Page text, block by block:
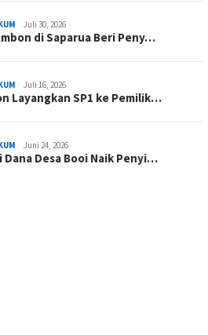
Juli 30, 2026
di Saparua Beri Peny…
Juli 16, 2026
Layangkan SP1 ke Pemilik…
Juni 24, 2026
Dana Desa Booi Naik Penyi…